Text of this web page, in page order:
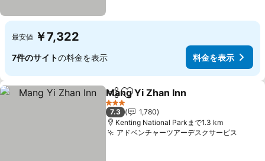
最安値 ￥7,322
7件のサイトの料金を表示 料金を表示
シェアお気に入りに追加
Mang Yi Zhan Inn
3 ホテルのランク
7.3
1,780
Kenting National Parkまで1.3 km
アドベンチャーツアーデスクサービス